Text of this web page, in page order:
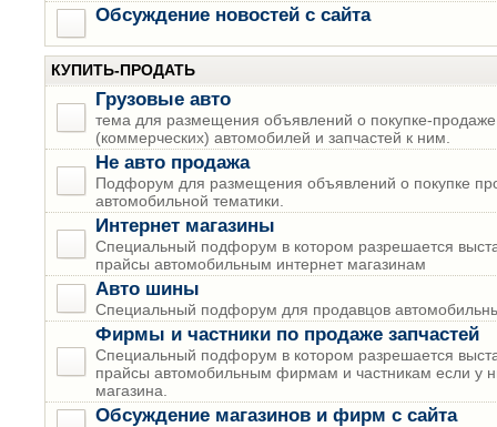
Обсуждение новостей с сайта
КУПИТЬ-ПРОДАТЬ
Грузовые авто
тема для размещения объявлений о покупке-продаже
(коммерческих) автомобилей и запчастей к ним.
Не авто продажа
Подфорум для размещения объявлений о покупке
автомобильной тематики.
Интернет магазины
Специальный подфорум в котором разрешается
прайсы автомобильным интернет магазинам
Авто шины
Специальный подфорум для продавцов
Фирмы и частники по продаже запчастей
Специальный подфорум в котором разрешается
прайсы автомобильным фирмам и частникам если у
магазина.
Обсуждение магазинов и фирм с сайта